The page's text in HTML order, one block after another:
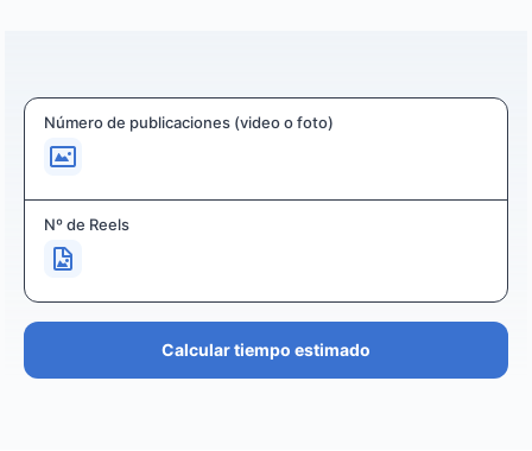
Número de publicaciones (video o foto)
Nº de Reels
Calcular tiempo estimado